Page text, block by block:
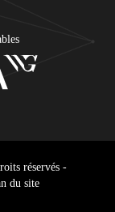
réservés -
du site